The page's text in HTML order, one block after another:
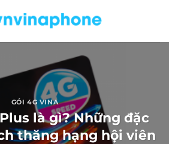
GÓI 4G VINA
là gì? Những đặc
thăng hạng hội viên